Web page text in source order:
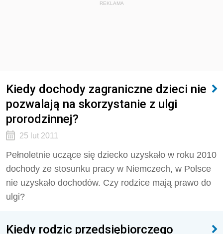
REKLAMA
Kiedy dochody zagraniczne dzieci nie
pozwalają na skorzystanie z ulgi
prorodzinnej?
25 lut 2011
Pełnoletnie uczące się dziecko uzyskało w roku 2010
dochody ze stosunku pracy w Niemczech, w Polsce
nie uzyskało dochodów. Czy rodzice mają prawo do
ulgi?
Kiedy rodzic przedsiębiorczego